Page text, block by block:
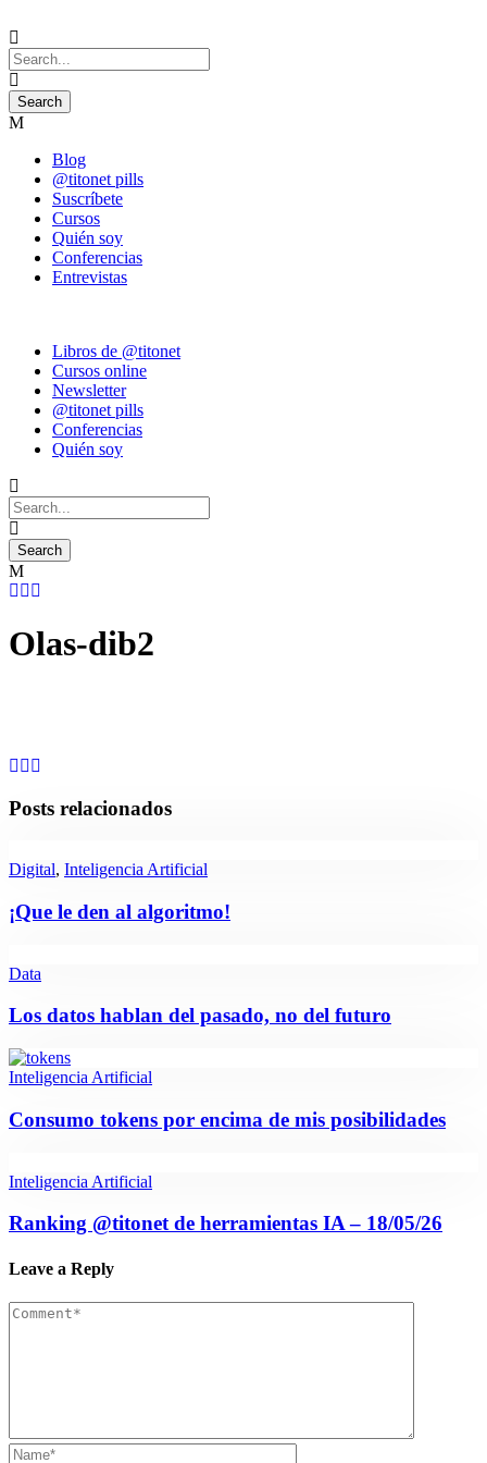
Blog
@titonet pills
Suscríbete
Cursos
Quién soy
Conferencias
Entrevistas
Libros de @titonet
Cursos online
Newsletter
@titonet pills
Conferencias
Quién soy
Olas-dib2
Posts relacionados
Digital, Inteligencia Artificial
¡Que le den al algoritmo!
Data
Los datos hablan del pasado, no del futuro
Inteligencia Artificial
Consumo tokens por encima de mis posibilidades
Inteligencia Artificial
Ranking @titonet de herramientas IA – 18/05/26
Leave a Reply